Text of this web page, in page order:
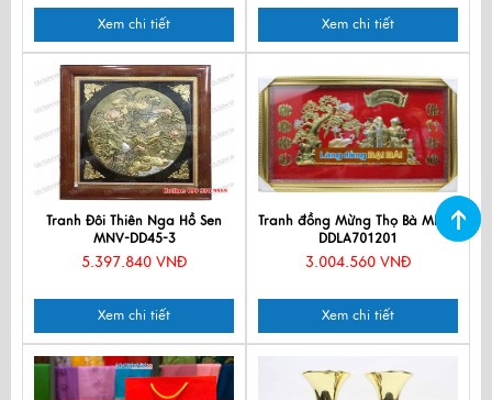
Xem chi tiết Xem chi tiết
Tranh Đôi Thiên Nga Hồ Sen
MNV-DD45-3
5.397.840 VNĐ
Xem chi tiết
Tranh đồng Mừng Thọ Bà MNV-
DDLA701201
3.004.560 VNĐ
Xem chi tiết